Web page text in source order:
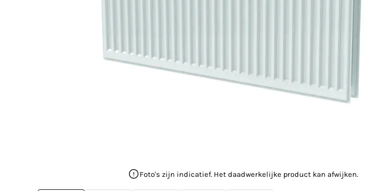
Foto's zijn indicatief. Het daadwerkelijke product kan afwijken.